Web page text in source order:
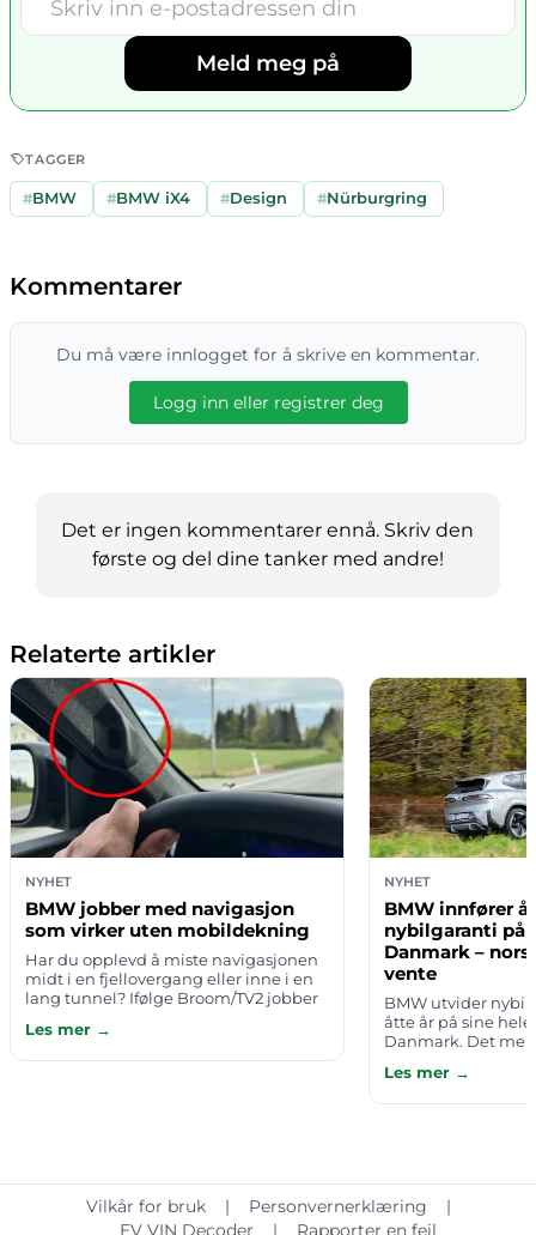
Meld meg på
TAGGER
#BMW #BMW iX4 #Design #Nürburgring
Kommentarer
Du må være innlogget for å skrive en kommentar.
Logg inn eller registrer deg
Det er ingen kommentarer ennå. Skriv den
første og del dine tanker med andre!
Relaterte artikler
NYHET
BMW jobber med navigasjon
som virker uten mobildekning
Har du opplevd å miste navigasjonen
midt i en fjellovergang eller inne i en
lang tunnel? Ifølge Broom/TV2 jobber
nettopp dette til fortiden.
Les mer →
NYHET
BMW innfører
nybilgaranti på
Danmark –
vente
BMW utvider
åtte år på sine
Danmark. Det
i kraft umiddelbart
Les mer →
Vilkår for bruk | Personvernerklæring
|
EV VIN Decoder
| Rapporter en feil